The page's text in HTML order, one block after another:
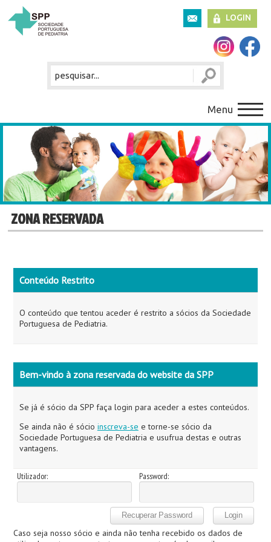
LOGIN
Menu
ZONA RESERVADA
Conteúdo Restrito
O conteúdo que tentou aceder é restrito a sócios da Sociedade
Portuguesa de Pediatria.
Bem-vindo à zona reservada do website da SPP
Se já é sócio da SPP faça login para aceder a estes conteúdos.
Se ainda não é sócio inscreva-se e torne-se sócio da
Sociedade Portuguesa de Pediatria e usufrua destas e outras
vantagens.
Utilizador: Password:
Caso seja nosso sócio e ainda não tenha recebido os dados de